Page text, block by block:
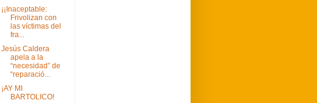
¡¡Inaceptable:
Frivolizan con
las víctimas del
fra...
Jesús Caldera
apela a la
“necesidad” de
“reparació...
¡AY MI
BARTOLICO!